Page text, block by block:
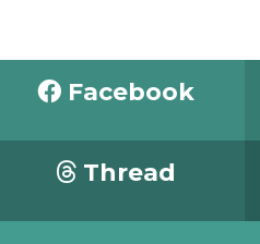
Facebook
Thread